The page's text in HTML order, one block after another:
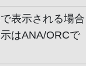
表示される場合
はANA/ORCで